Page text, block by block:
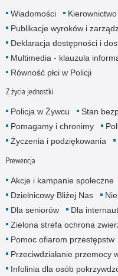
Wiadomości Kierownictwo
Publikacje wyroków i
Deklaracja dostępności i
Multimedia - klauzula
Równość płci w Policji
Z życia jednostki
Policja w Żywcu Stan
Pomagamy i chronimy
Życzenia i podziękowania
Prewencja
Akcje i kampanie społeczne
Dzielnicowy Bliżej Nas
Dla seniorów
Dla
Zielona strefa ochrona
Pomoc ofiarom przestępstw
Przeciwdziałanie przemocy
Infolinia dla osób